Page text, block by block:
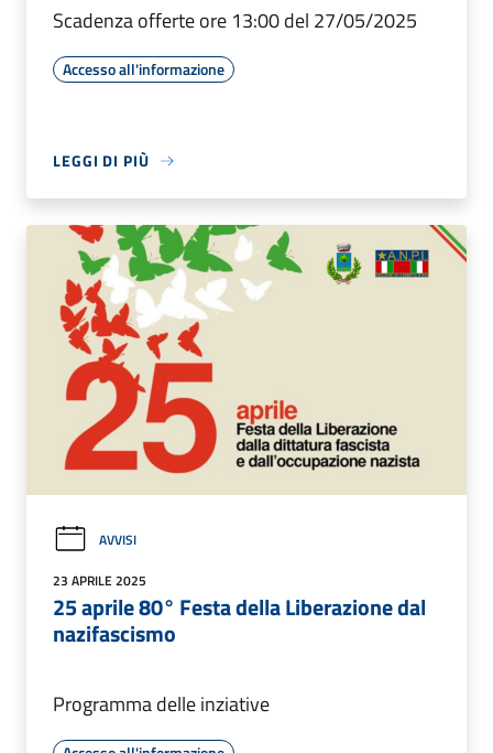
Scadenza offerte ore 13:00 del 27/05/2025
Accesso all'informazione
LEGGI DI PIÙ
AVVISI
23 APRILE 2025
25 aprile 80° Festa della Liberazione dal
nazifascismo
Programma delle inziative